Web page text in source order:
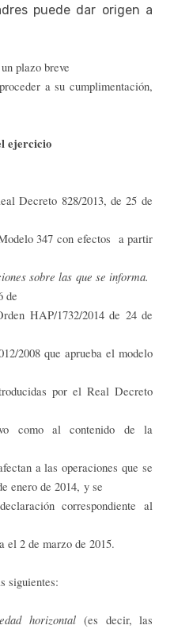
puede dar origen a
plazo breve
a su cumplimentación,
ejercicio
Decreto 828/2013, de 25 de
347 con efectos a partir
sobre las que se informa.
de
HAP/1732/2014 de 24 de
2008 que aprueba el modelo
por el Real Decreto
como al contenido de la
a las operaciones que se
enero de 2014, y se
correspondiente al
el 2 de marzo de 2015.
siguientes:
horizontal(es decir, las